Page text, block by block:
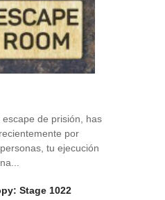
de prisión, has
por
tu ejecución
Stage 1022